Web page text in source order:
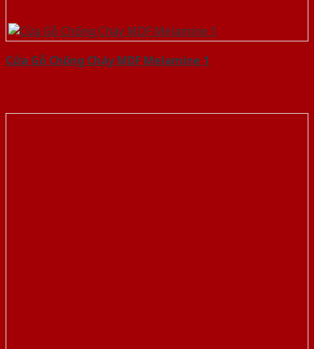
Cửa Gỗ Chống Cháy MDF Melamine 1